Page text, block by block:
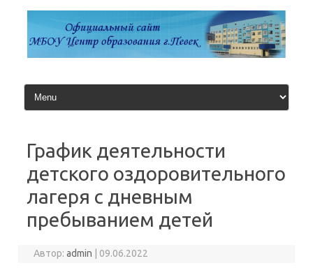
содержимому
График деятельности
детского оздоровительного
лагеря с дневным
пребыванием детей
Автор:admin 09.06.2022